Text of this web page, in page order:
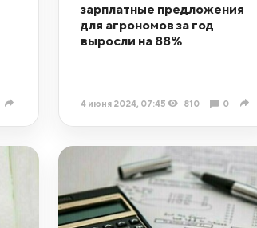
зарплатные предложения
для агрономов за год
выросли на 88%
4 июня 2024, 07:45 810 0